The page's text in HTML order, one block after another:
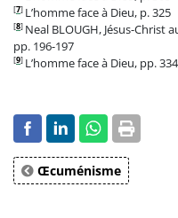
[7] L’homme face à Dieu, p. 325
[8] Neal BLOUGH, Jésus-Christ
pp. 196-197
[9] L’homme face à Dieu, pp.
Œcuménisme